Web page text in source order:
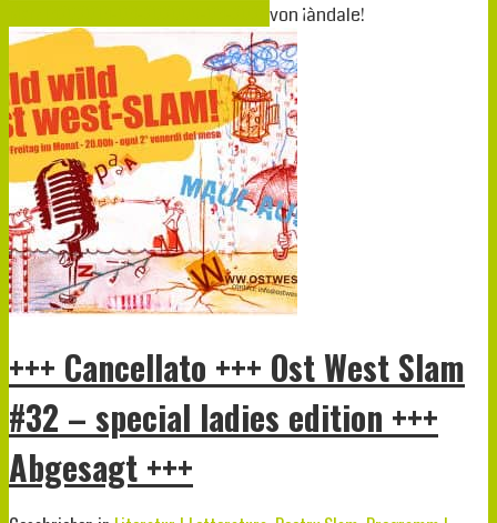
von ¡àndale!
+++ Cancellato +++ Ost West Slam
#32 – special ladies edition +++
Abgesagt +++